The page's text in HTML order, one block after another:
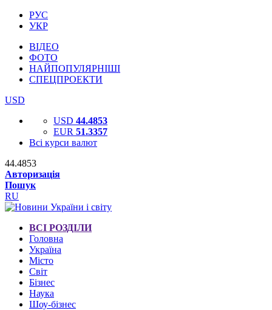
РУС
УКР
ВІДЕО
ФОТО
НАЙПОПУЛЯРНІШІ
СПЕЦПРОЕКТИ
USD
USD 44.4853
EUR 51.3357
Всі курси валют
44.4853
Авторизація
Пошук
RU
ВСІ РОЗДІЛИ
Головна
Україна
Місто
Світ
Бізнес
Наука
Шоу-бізнес